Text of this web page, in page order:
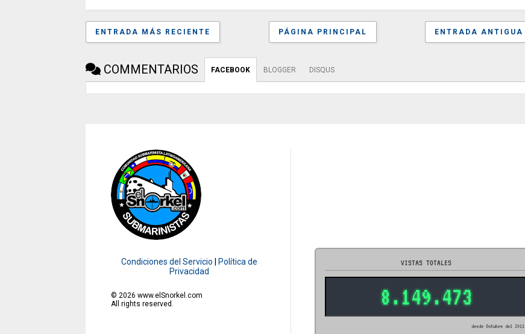
ENTRADA MÁS RECIENTE ENTRADA ANTIGUA
PÁGINA PRINCIPAL
COMMENTARIOS FACEBOOK BLOGGER DISQUS
Condiciones del Servicio
Política de
Privacidad
©2026 www.elSnorkel.com
All rights reserved.
VISTAS TOTALES
8.149.473
desde Octubre del 2011